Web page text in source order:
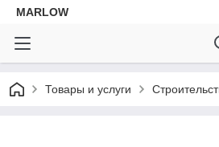
MARLOW
Товары и услуги